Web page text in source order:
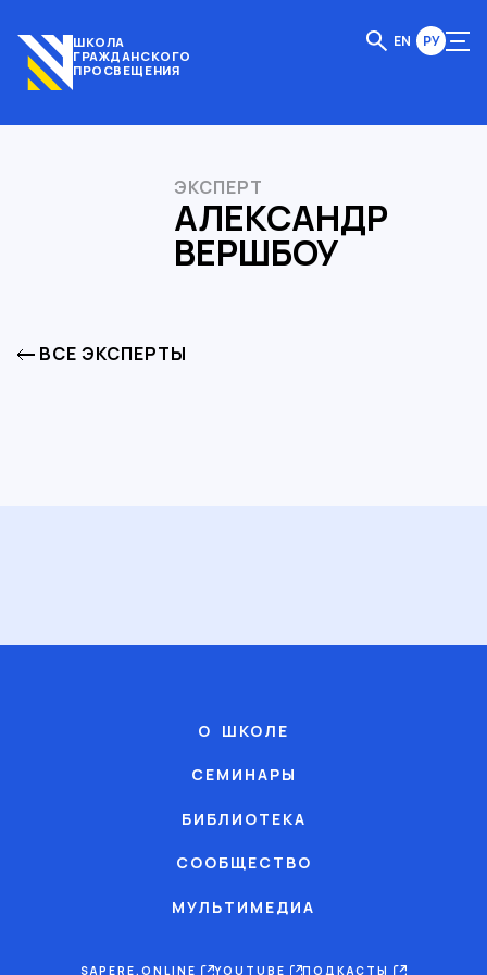
ШКОЛА
ГРАЖДАНСКОГО
ПРОСВЕЩЕНИЯ
EN РУ
ЭКСПЕРТ
АЛЕКСАНДР
ВЕРШБОУ
ВСЕ ЭКСПЕРТЫ
О ШКОЛЕ
СЕМИНАРЫ
БИБЛИОТЕКА
СООБЩЕСТВО
МУЛЬТИМЕДИА
SAPERE.ONLINE YOUTUBE ПОДКАСТЫ